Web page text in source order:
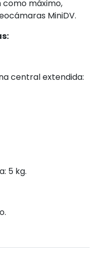
como máximo,
MiniDV.
central extendida:
5 kg.